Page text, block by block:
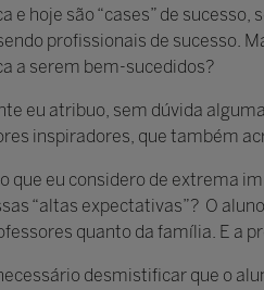
e hoje são “cases” de
profissionais de sucesso.
a serem bem-sucedidos?
eu atribuo, sem dúvida
inspiradores, que também
que eu considero de extrema
“altas expectativas”? O
quanto da família. E a
desmistificar que o